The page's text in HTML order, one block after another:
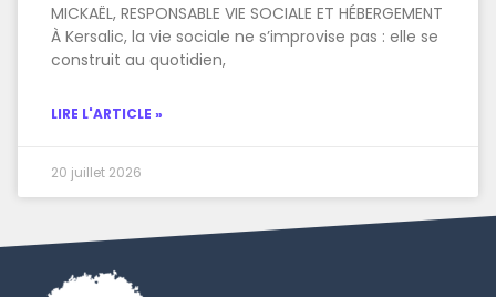
MICKAËL, RESPONSABLE VIE SOCIALE ET HÉBERGEMENT
À Kersalic, la vie sociale ne s’improvise pas : elle se
construit au quotidien,
LIRE L'ARTICLE »
20 juillet 2026